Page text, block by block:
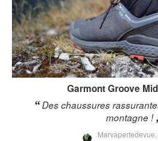
Garmont Groove
Des chaussures
montagne !
Marvapertedevue,